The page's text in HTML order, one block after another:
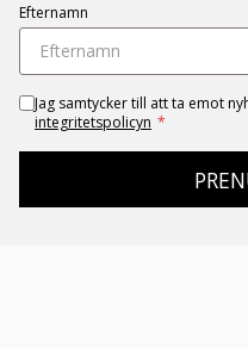
Efternamn
Jag samtycker till att ta emot
integritetspolicyn *